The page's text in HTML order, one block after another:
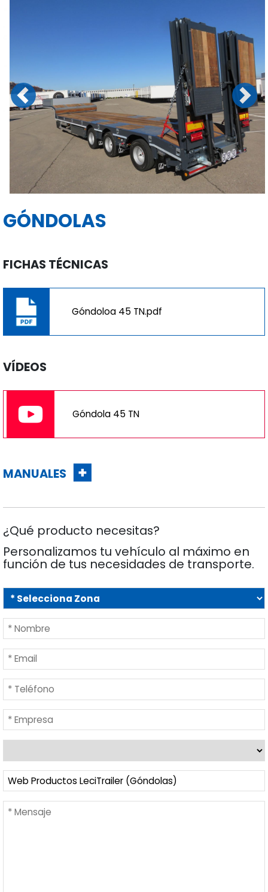
Previous Next
GÓNDOLAS
FICHAS TÉCNICAS
Góndoloa 45 TN.pdf
VÍDEOS
Góndola 45 TN
MANUALES
¿Qué producto necesitas?
Personalizamos tu vehículo al máximo en
función de tus necesidades de transporte.